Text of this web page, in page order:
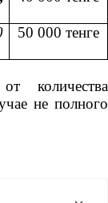
50 000 тенге
количества
не полного